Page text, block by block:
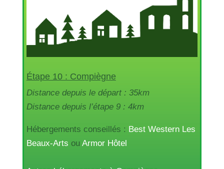
Étape 10 : Compiègne
Distance depuis le départ : 35km
Distance depuis l’étape 9 : 4km
Hébergements conseillés : Best Western Les
Beaux-Arts ou Armor Hôtel